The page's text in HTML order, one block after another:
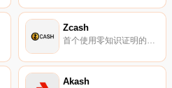
Zcash
首个使用零知识证明的区块链系统，隐藏链上交易相关信息。
Akash